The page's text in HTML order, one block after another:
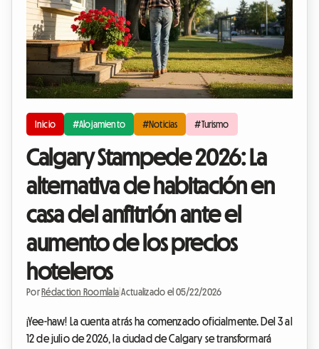
Inicio #Alojamiento #Noticias #Turismo
Calgary Stampede 2026: La
alternativa de habitación en
casa del anfitrión ante el
aumento de los precios
hoteleros
Por Rédaction Roomlala |Actualizado el 05/22/2026
¡Yee-haw! La cuenta atrás ha comenzado oficialmente. Del 3 al
12 de julio de 2026, la ciudad de Calgary se transformará